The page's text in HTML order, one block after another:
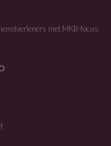
met MKB-focus.